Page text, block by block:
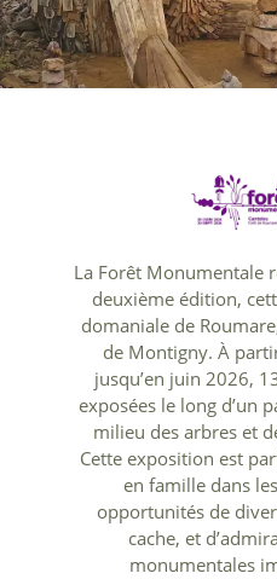
La région
La Forêt Monumentale
deuxième édition,
domaniale de
de Montigny. À
jusqu’en juin 2026,
exposées le long d’un
milieu des arbres et
Cette exposition est
en famille dans
opportunités de
cache, et
monumentales